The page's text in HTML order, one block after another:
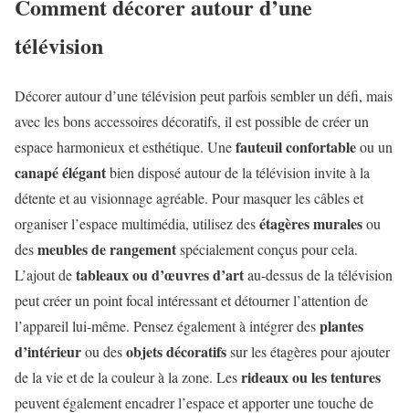
Comment décorer autour d’une
télévision
Décorer autour d’une télévision peut parfois sembler un défi, mais
avec les bons accessoires décoratifs, il est possible de créer un
espace harmonieux et esthétique. Unefauteuil confortableou un
canapé élégantbien disposé autour de la télévision invite à la
détente et au visionnage agréable. Pour masquer les câbles et
organiser l’espace multimédia, utilisez desétagères muralesou
desmeubles de rangementspécialement conçus pour cela.
L’ajout detableaux ou d’œuvres d’artau-dessus de la télévision
peut créer un point focal intéressant et détourner l’attention de
l’appareil lui-même. Pensez également à intégrer desplantes
d’intérieurou desobjets décoratifssur les étagères pour ajouter
de la vie et de la couleur à la zone. Lesrideaux ou les tentures
peuvent également encadrer l’espace et apporter une touche de